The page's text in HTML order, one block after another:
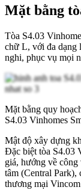
Mặt bằng
Tòa S4.03
chữ L, với đa dạng
nghi, phục vụ mọi
Mặt bằng quy
S4.03 Vinhomes
Mật độ xây dựng
Đặc biệt tòa S4.03
giá, hướng về
tâm (Central Park),
thương mại